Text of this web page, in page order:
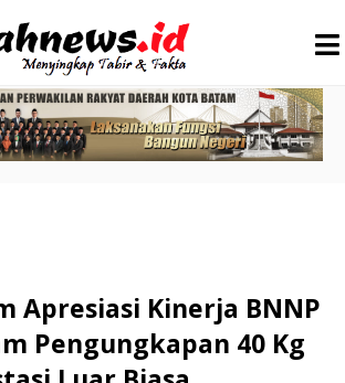
Apresiasi Kinerja BNNP
Pengungkapan 40 Kg